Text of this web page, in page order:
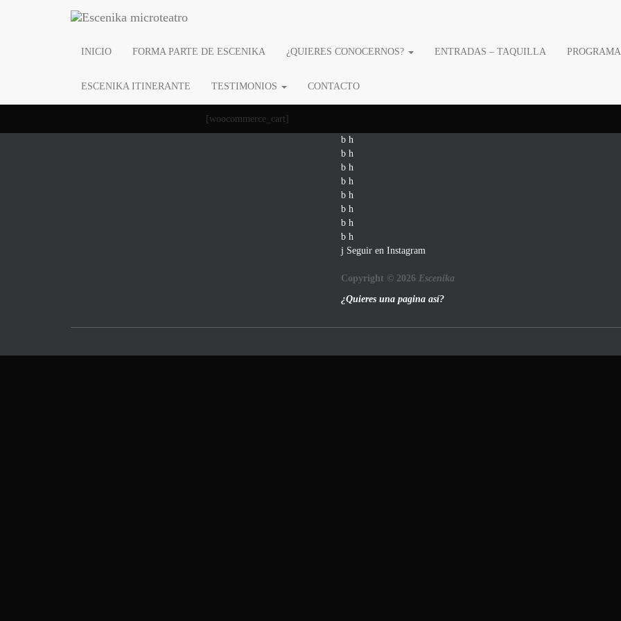
INICIO FORMA PARTE DE ESCENIKA ¿QUIERES CONOCERNOS? ENTRADAS – TAQUILLA
ESCENIKA ITINERANTE TESTIMONIOS CONTACTO
Carrito
[woocommerce_cart]
Seguir en Instagram
Copyright © 2026 Escenika
¿Quieres una pagina así?